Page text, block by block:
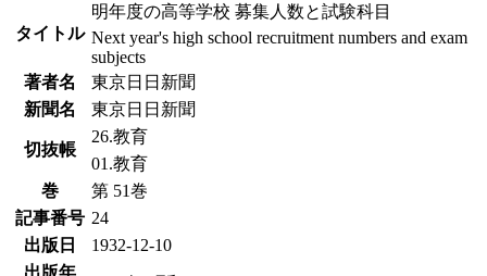
タイトル
明年度の高等学校 募集人数と試験科目
Next year's high school recruitment numbers and exam
subjects
著者名
東京日日新聞
新聞名
東京日日新聞
切抜帳
26.教育
01.教育
巻
第 51巻
記事番号 24
出版日
1932-12-10
出版年